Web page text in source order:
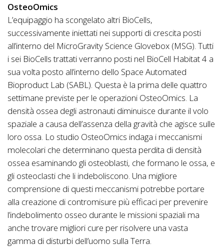
OsteoOmics
L’equipaggio ha scongelato altri BioCells,
successivamente iniettati nei supporti di crescita posti
all’interno del MicroGravity Science Glovebox (MSG). Tutti
i sei BioCells trattati verranno posti nel BioCell Habitat 4 a
sua volta posto all’interno dello Space Automated
Bioproduct Lab (SABL). Questa è la prima delle quattro
settimane previste per le operazioni OsteoOmics. La
densità ossea degli astronauti diminuisce durante il volo
spaziale a causa dell’assenza della gravità che agisce sulle
loro ossa. Lo studio OsteoOmics indaga i meccanismi
molecolari che determinano questa perdita di densità
ossea esaminando gli osteoblasti, che formano le ossa, e
gli osteoclasti che li indeboliscono. Una migliore
comprensione di questi meccanismi potrebbe portare
alla creazione di contromisure più efficaci per prevenire
l’indebolimento osseo durante le missioni spaziali ma
anche trovare migliori cure per risolvere una vasta
gamma di disturbi dell’uomo sulla Terra.